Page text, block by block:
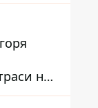
на